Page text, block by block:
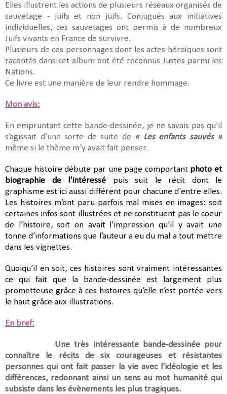
Elles illustrent les actions de plusieurs réseaux organisés de
sauvetage - juifs et non juifs. Conjugués aux initiatives
individuelles, ces sauvetages ont permis à de nombreux
Juifs vivants en France de survivre.
Plusieurs de ces personnages dont les actes héroïques sont
racontés dans cet album ont été reconnus Justes parmi les
Nations.
Ce livre est une manière de leur rendre hommage.
Mon avis:
En empruntant cette bande-dessinée, je ne savais pas qu’il
s’agissait d’une sorte de suite de « Les enfants sauvés »
même si le thème m’y avait fait penser.
Chaque histoire débute par une page comportant photo et
biographie de l'intéressé puis suit le récit dont le
graphisme est ici aussi différent pour chacune d'entre elles.
Les histoires m’ont paru parfois mal mises en images: soit
certaines infos sont illustrées et ne constituent pas le coeur
de l’histoire, soit on avait l’impression qu’il y avait une
tonne d’informations que l’auteur a eu du mal a tout mettre
dans les vignettes.
Quoiqu’il en soit, ces histoires sont vraiment intéressantes
ce qui fait que la bande-dessinée est largement plus
prometteuse grâce à ces histoires qu’elle n’est portée vers
le haut grâce aux illustrations.
En bref:
Une très intéressante bande-dessinée pour
connaître le récits de six courageuses et résistantes
personnes qui ont fait passer la vie avec l’idéologie et les
différences, redonnant ainsi un sens au mot humanité qui
subsiste dans les évènements les plus tragiques.